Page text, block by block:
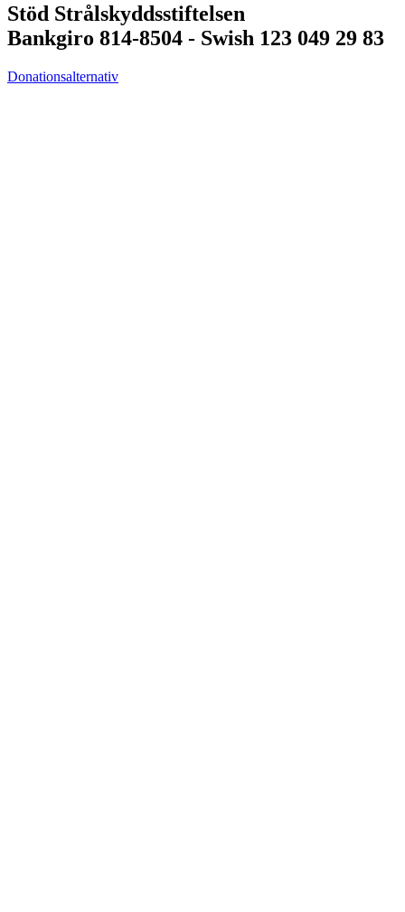
Stöd Strålskyddsstiftelsen
Bankgiro 814-8504 - Swish 123 049 29 83
Donationsalternativ